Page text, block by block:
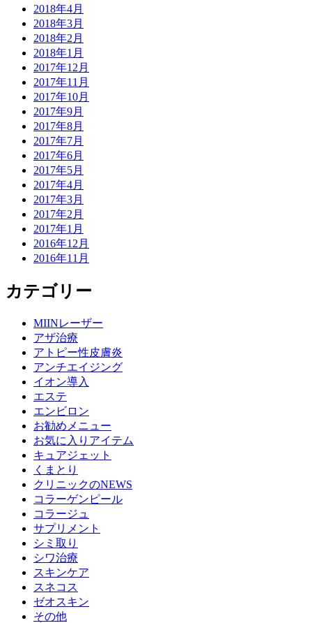
2018年4月
2018年3月
2018年2月
2018年1月
2017年12月
2017年11月
2017年10月
2017年9月
2017年8月
2017年7月
2017年6月
2017年5月
2017年4月
2017年3月
2017年2月
2017年1月
2016年12月
2016年11月
カテゴリー
MIINレーザー
アザ治療
アトピー性皮膚炎
アンチエイジング
イオン導入
エステ
エンビロン
お勧めメニュー
お気に入りアイテム
キュアジェット
くまとり
クリニックのNEWS
コラーゲンピール
コラージュ
サプリメント
シミ取り
シワ治療
スキンケア
スネコス
ゼオスキン
その他